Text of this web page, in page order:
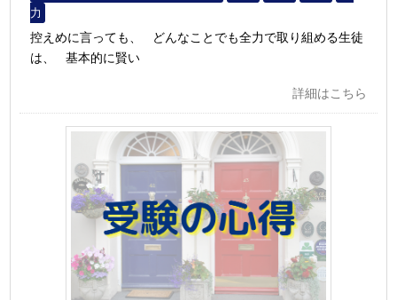
力
控えめに言っても、 どんなことでも全力で取り組める生徒
は、 基本的に賢い
詳細はこちら